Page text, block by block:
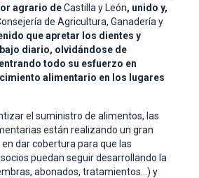
agrario deCastilla y León, unido y,
de Agricultura, Ganadería y
que apretar los dientes y
diario, olvidándose de
todo su esfuerzo en
alimentario en los lugares
el suministro de alimentos, las
están realizando un gran
dar cobertura para que las
puedan seguir desarrollando la
abonados, tratamientos…) y